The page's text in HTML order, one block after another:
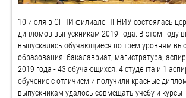
10 июля в СГПИ филиале ПГНИУ состоялась
дипломов выпускникам 2019 года. В этом году
выпускались обучающиеся по трем уровням
образования: бакалавриат, магистратура,
2019 года - 43 обучающихся. 4 студента и 1
обучение с отличием и получили красные
выпускникам удалось совмещать учебу и курсы